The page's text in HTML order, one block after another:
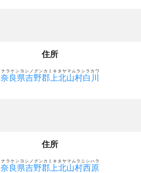
住所
奈良県吉野郡上北山村白川
ナラケンヨシノグンカミキタヤマムラシラカワ
住所
奈良県吉野郡上北山村西原
ナラケンヨシノグンカミキタヤマムラニシハラ